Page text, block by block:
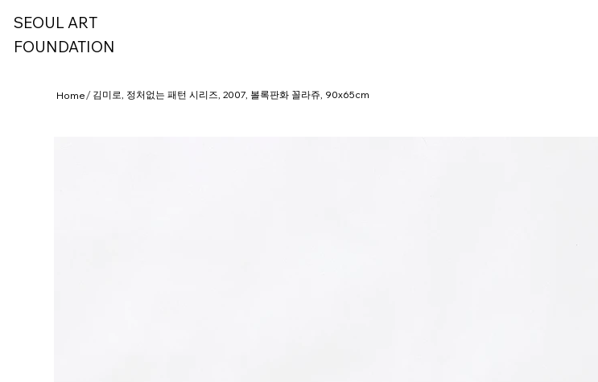
SEOUL ART
FOUNDATION
Home/ 김미로, 정처없는 패턴 시리즈, 2007, 볼록판화 꼴라쥬, 90x65cm